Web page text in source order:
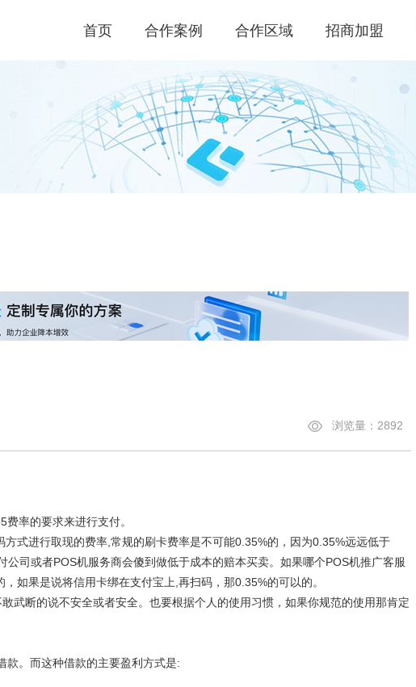
首页 合作案例 合作区域 招商加盟
浏览量：2892
率的要求来进行支付。
进行取现的费率,常规的刷卡费率是不可能0.35%的，因为0.35%远远低于
司或者POS机服务商会傻到做低于成本的赔本买卖。如果哪个POS机推广客服
如果是说将信用卡绑在支付宝上,再扫码，那0.35%的可以的。
断的说不安全或者安全。也要根据个人的使用习惯，如果你规范的使用那肯定
。而这种借款的主要盈利方式是: